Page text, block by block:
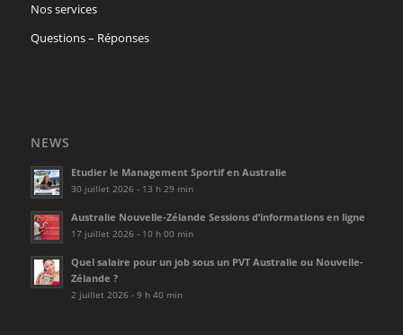
Nos services
Questions – Réponses
NEWS
Etudier le Management Sportif en Australie
30 juillet 2026 - 13 h 29 min
Australie Nouvelle-Zélande Sessions d’informations en ligne
17 juillet 2026 - 10 h 00 min
Quel salaire pour un job sous un PVT Australie ou Nouvelle-
Zélande ?
2 juillet 2026 - 9 h 40 min